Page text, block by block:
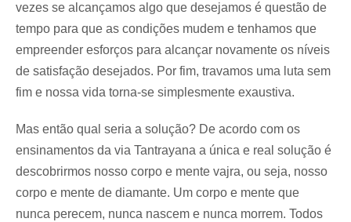
vezes se alcançamos algo que desejamos é questão de
tempo para que as condições mudem e tenhamos que
empreender esforços para alcançar novamente os níveis
de satisfação desejados. Por fim, travamos uma luta sem
fim e nossa vida torna-se simplesmente exaustiva.
Mas então qual seria a solução? De acordo com os
ensinamentos da via Tantrayana a única e real solução é
descobrirmos nosso corpo e mente vajra, ou seja, nosso
corpo e mente de diamante. Um corpo e mente que
nunca perecem, nunca nascem e nunca morrem. Todos